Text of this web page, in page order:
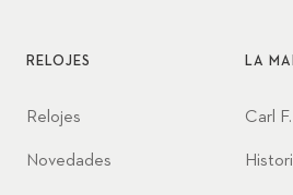
RELOJES
Relojes
Novedades
LA
Carl